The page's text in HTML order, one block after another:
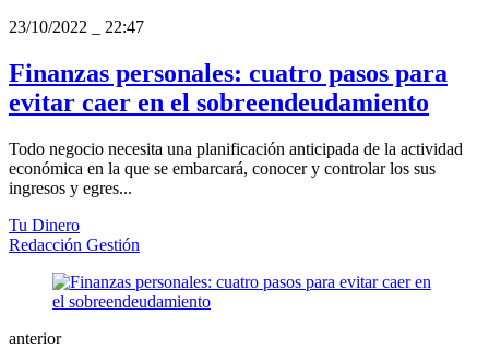
23/10/2022
22:47
Finanzas personales: cuatro pasos para
evitar caer en el sobreendeudamiento
Todo negocio necesita una planificación anticipada de la actividad
económica en la que se embarcará, conocer y controlar los sus
ingresos y egres...
Tu Dinero
Redacción Gestión
anterior